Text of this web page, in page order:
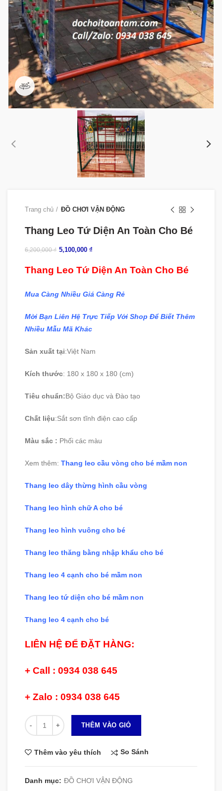
360 product view
Trang chủ ĐỒ CHƠI VẬN ĐỘNG
Thang Leo Tứ Diện An Toàn Cho Bé
6,200,000₫ 5,100,000 ₫
Thang Leo Tứ Diện An Toàn Cho Bé
Mua Càng Nhiều Giá Càng Rẻ
Mời Bạn Liên Hệ Trực Tiếp Với Shop Để Biết Thêm
Nhiều Mẫu Mã Khác
Sản xuất tại:Việt Nam
Kích thước: 180 x 180 x 180 (cm)
Tiêu chuẩn:Bộ Giáo dục và Đào tạo
Chất liệu:Sắt sơn tĩnh điện cao cấp
Màu sắc : Phối các màu
Xem thêm: Thang leo cầu vòng cho bé mầm non
Thang leo dây thừng hình cầu vòng
Thang leo hình chữ A cho bé
Thang leo hình vuông cho bé
Thang leo thăng bằng nhập khẩu cho bé
Thang leo 4 cạnh cho bé mầm non
Thang leo tứ diện cho bé mầm non
Thang leo 4 cạnh cho bé
LIÊN HỆ ĐỂ ĐẶT HÀNG:
+ Call : 0934 038 645
+ Zalo : 0934 038 645
Số lượng
THÊM VÀO GIỎ
Thêm vào yêu thích So Sánh
Danh mục: ĐỒ CHƠI VẬN ĐỘNG